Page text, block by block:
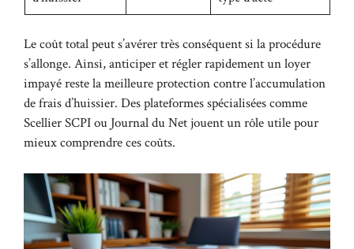
Le coût total peut s’avérer très conséquent si la procédure
s’allonge. Ainsi, anticiper et régler rapidement un loyer
impayé reste la meilleure protection contre l’accumulation
de frais d’huissier. Des plateformes spécialisées comme
Scellier SCPIou Journal du Netjouent un rôle utile pour
mieux comprendre ces coûts.